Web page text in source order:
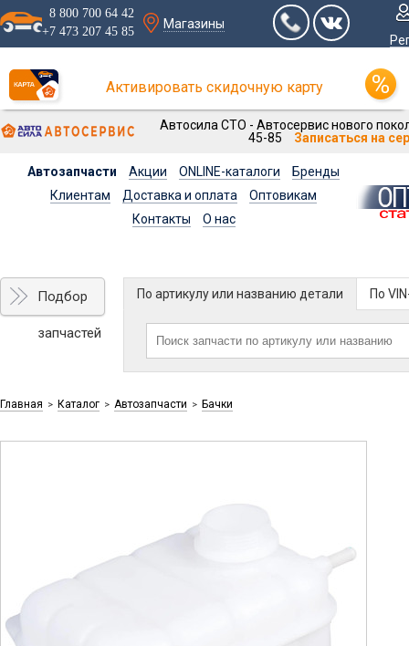
8 800 700 64 42
+7 473 207 45 85
Магазины
Активировать скидочную карту
Автосила СТО - Автосервис нового
45-85
Записаться на
Автозапчасти Акции ONLINE-каталоги
Бренды
Клиентам
Доставка и оплата
Оптовикам
Контакты
О нас
Подбор
запчастей
По артикулу или названию детали По
Главная > Каталог > Автозапчасти > Бачки